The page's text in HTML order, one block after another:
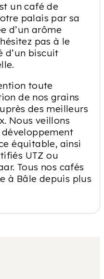
un café de
palais par sa
d’un arôme
pas à le
d’un biscuit
toute
de nos grains
des meilleurs
Nous veillons
équitable, ainsi
UTZ ou
Tous nos cafés
à Bâle depuis plus